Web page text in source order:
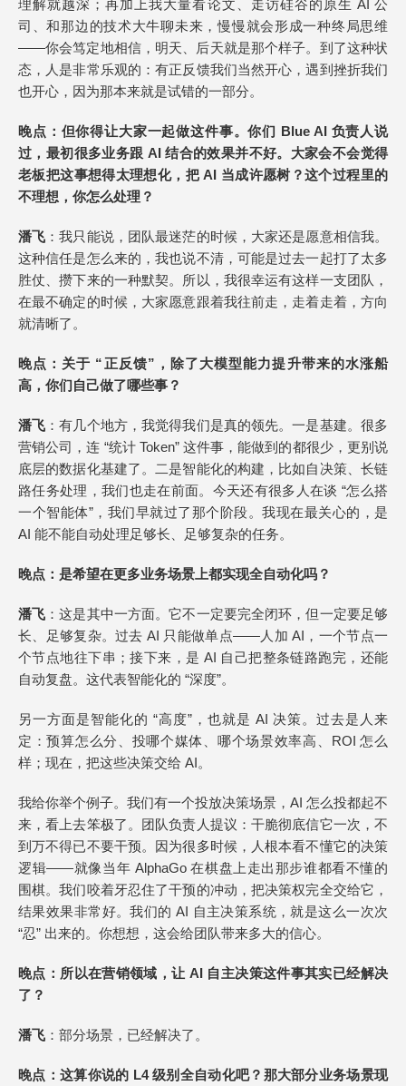
理解就越深；再加上我大量看论文、走访硅谷的原生 AI 公
司、和那边的技术大牛聊未来，慢慢就会形成一种终局思维
——你会笃定地相信，明天、后天就是那个样子。到了这种状
态，人是非常乐观的：有正反馈我们当然开心，遇到挫折我们
也开心，因为那本来就是试错的一部分。
晚点 ：但你得让大家一起做这件事。你们 Blue AI 负责人说
过，最初很多业务跟 AI 结合的效果并不好。大家会不会觉得
老板把这事想得太理想化，把 AI 当成许愿树？这个过程里的
不理想，你怎么处理？
潘飞 ：我只能说，团队最迷茫的时候，大家还是愿意相信我。
这种信任是怎么来的，我也说不清，可能是过去一起打了太多
胜仗、攒下来的一种默契。所以，我很幸运有这样一支团队，
在最不确定的时候，大家愿意跟着我往前走，走着走着，方向
就清晰了。
晚点 ：关于 “正反馈”，除了大模型能力提升带来的水涨船
高，你们自己做了哪些事？
潘飞 ：有几个地方，我觉得我们是真的领先。一是基建。很多
营销公司，连 “统计 Token” 这件事，能做到的都很少，更别说
底层的数据化基建了。二是智能化的构建，比如自决策、长链
路任务处理，我们也走在前面。今天还有很多人在谈 “怎么搭
一个智能体”，我们早就过了那个阶段。我现在最关心的，是
AI 能不能自动处理足够长、足够复杂的任务。
晚点 ：是希望在更多业务场景上都实现全自动化吗？
潘飞 ：这是其中一方面。它不一定要完全闭环，但一定要足够
长、足够复杂。过去 AI 只能做单点——人加 AI，一个节点一
个节点地往下串；接下来，是 AI 自己把整条链路跑完，还能
自动复盘。这代表智能化的 “深度”。
另一方面是智能化的 “高度”，也就是 AI 决策。过去是人来
定：预算怎么分、投哪个媒体、哪个场景效率高、ROI 怎么
样；现在，把这些决策交给 AI。
我给你举个例子。我们有一个投放决策场景，AI 怎么投都起不
来，看上去笨极了。团队负责人提议：干脆彻底信它一次，不
到万不得已不要干预。因为很多时候，人根本看不懂它的决策
逻辑——就像当年 AlphaGo 在棋盘上走出那步谁都看不懂的
围棋。我们咬着牙忍住了干预的冲动，把决策权完全交给它，
结果效果非常好。我们的 AI 自主决策系统，就是这么一次次
“忍” 出来的。你想想，这会给团队带来多大的信心。
晚点 ：所以在营销领域，让 AI 自主决策这件事其实已经解决
了？
潘飞 ：部分场景，已经解决了。
晚点 ：这算你说的 L4 级别全自动化吧？那大部分业务场景现